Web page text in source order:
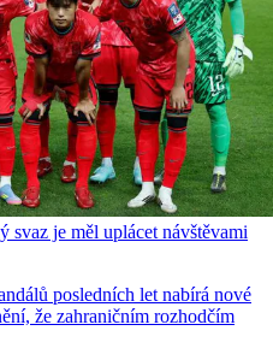
svaz je měl uplácet návštěvami
posledních let nabírá nové
že zahraničním rozhodčím